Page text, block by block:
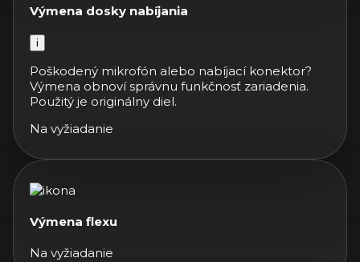
Výmena dosky nabíjania
i
Poškodený mikrofón alebo nabíjací konektor?
Výmena obnoví správnu funkčnosť zariadenia.
Použitý je originálny diel.
Na vyžiadanie
Výmena flexu
Na vyžiadanie